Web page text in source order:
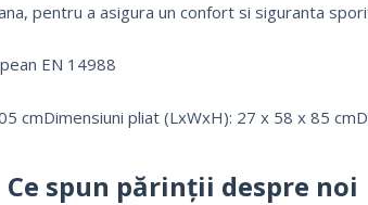
pentru a asigura un confort si siguranta
EN 14988
cmDimensiuni pliat (LxWxH): 27 x 58 x 85
Ce spun părinții despre noi